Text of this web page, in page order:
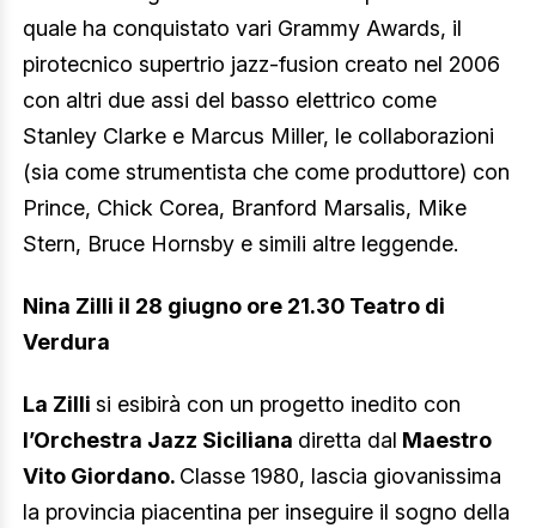
quale ha conquistato vari Grammy Awards, il
pirotecnico supertrio jazz-fusion creato nel 2006
con altri due assi del basso elettrico come
Stanley Clarke e Marcus Miller, le collaborazioni
(sia come strumentista che come produttore) con
Prince, Chick Corea, Branford Marsalis, Mike
Stern, Bruce Hornsby e simili altre leggende.
Nina Zilli il 28 giugno ore 21.30 Teatro di
Verdura
La Zilli si esibirà con un progetto inedito con
l’Orchestra Jazz Siciliana diretta dal Maestro
Vito Giordano. Classe 1980, lascia giovanissima
la provincia piacentina per inseguire il sogno della